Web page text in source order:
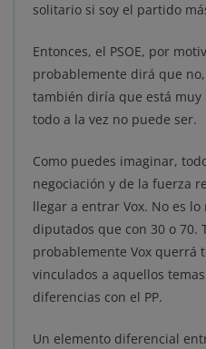
solitario si soy el partido
Entonces, el PSOE, por
probablemente dirá que
también diría que está muy
todo a la vez no puede ser.
Como puedes imaginar,
negociación y de la fuerza
llegar a entrar Vox. No es
diputados que con 30 o 70.
probablemente Vox querrá
vinculados a aquellos
diferencias con el PP.
Un elemento diferencial